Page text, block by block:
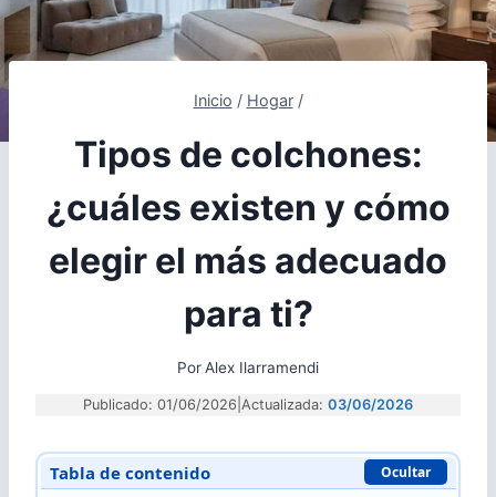
Inicio / Hogar /
Tipos de colchones:
¿cuáles existen y cómo
elegir el más adecuado
para ti?
PorAlex Ilarramendi
Publicado: 01/06/2026 Actualizada: 03/06/2026
Tabla de contenido Ocultar